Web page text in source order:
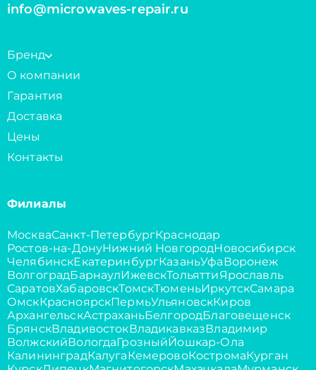
info@microwaves-repair.ru
Бренд
О компании
Гарантия
Доставка
Цены
Контакты
Филиалы
МоскваСанкт-ПетербургКраснодар
Ростов-на-ДонуНижний НовгородНовосибирск
ЧелябинскЕкатеринбургКазаньУфаВоронеж
ВолгоградБарнаулИжевскТольяттиЯрославль
СаратовХабаровскТомскТюменьИркутскСамара
ОмскКрасноярскПермьУльяновскКиров
АрхангельскАстраханьБелгородБлаговещенск
БрянскВладивостокВладикавказВладимир
ВолжскийВологдаГрозныйЙошкар-Ола
КалининградКалугаКемеровоКостромаКурган